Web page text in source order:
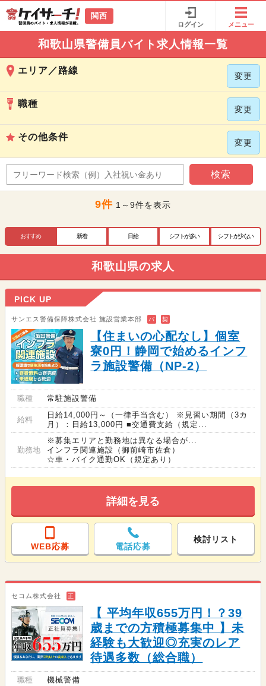
関西
ログイン メニュー
和歌山県警備員バイト求人情報一覧
エリア／路線
変更
職種
変更
その他条件
変更
検索
9件 1～9件を表示
おすすめ 新着 日給 シフトが多い シフトが少ない
和歌山県の求人
PICK UP
サンエス警備保障株式会社 施設営業本部 バ 契
【住まいの心配なし】個室
寮0円！静岡で始めるインフ
ラ施設警備（NP-2）
職種 常駐施設警備
給料
日給14,000円～（一律手当含む） ※見習い期間（3カ
月）：日給13,000円 ■交通費支給（規定...
勤務地
※募集エリアと勤務地は異なる場合が...
インフラ関連施設（御前崎市佐倉）
☆車・バイク通勤OK（規定あり）
詳細を見る
WEB応募 電話応募
検討リスト
セコム株式会社 正
【 平均年収655万円！？39
歳までの方積極募集中 】未
経験も大歓迎◎充実のレア
待遇多数（総合職）
職種 機械警備